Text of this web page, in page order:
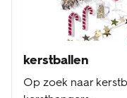
kerstballen
Op zoek naar